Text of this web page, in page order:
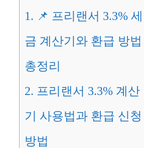
1. 📌 프리랜서 3.3% 세
금 계산기와 환급 방법
총정리
2. 프리랜서 3.3% 계산
기 사용법과 환급 신청
방법